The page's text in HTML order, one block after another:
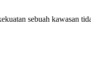
sebuah kawasan